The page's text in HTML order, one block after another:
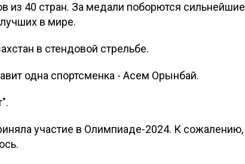
из 40 стран. За медали поборются сильнейшие
в мире.
в стендовой стрельбе.
одна спортсменка - Асем Орынбай.
участие в Олимпиаде-2024. К сожалению,